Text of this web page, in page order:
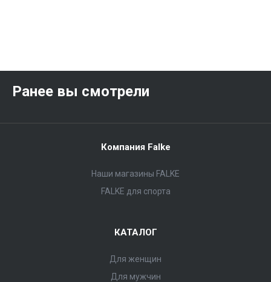
Ранее вы смотрели
Компания Falke
Наши магазины FALKE
FALKE для спорта
КАТАЛОГ
Для женщин
Для мужчин